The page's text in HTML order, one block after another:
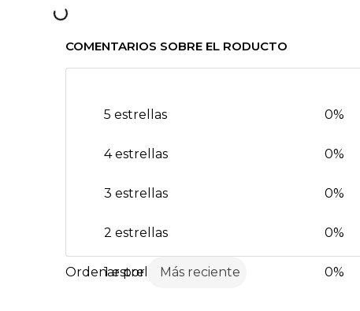
COMENTARIOS SOBRE EL RODUCTO
5 estrellas 0%
4 estrellas 0%
3 estrellas 0%
2 estrellas 0%
1 estrella 0%
Más reciente